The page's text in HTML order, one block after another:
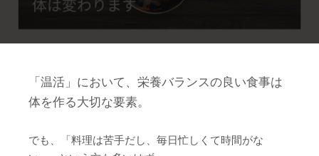
「温活」において、栄養バランスの良い食事は
体を作る大切な要素。
でも、「料理は苦手だし、毎日忙しくて時間がな